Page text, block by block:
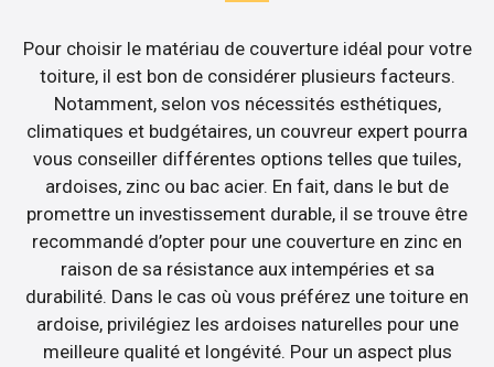
Pour choisir le matériau de couverture idéal pour votre
toiture, il est bon de considérer plusieurs facteurs.
Notamment, selon vos nécessités esthétiques,
climatiques et budgétaires, un couvreur expert pourra
vous conseiller différentes options telles que tuiles,
ardoises, zinc ou bac acier. En fait, dans le but de
promettre un investissement durable, il se trouve être
recommandé d’opter pour une couverture en zinc en
raison de sa résistance aux intempéries et sa
durabilité. Dans le cas où vous préférez une toiture en
ardoise, privilégiez les ardoises naturelles pour une
meilleure qualité et longévité. Pour un aspect plus